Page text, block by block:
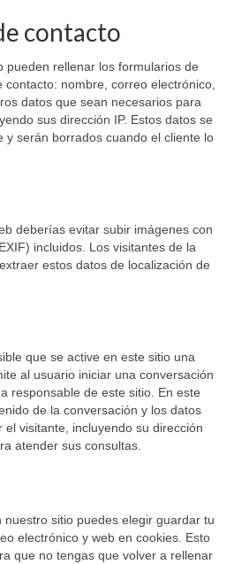
contacto
pueden rellenar los formularios de
nombre, correo electrónico,
datos que sean necesarios para
sus dirección IP. Estos datos se
y serán borrados cuando el cliente lo
deberías evitar subir imágenes con
incluidos. Los visitantes de la
estos datos de localización de
que se active en este sitio una
al usuario iniciar una conversación
responsable de este sitio. En este
de la conversación y los datos
visitante, incluyendo su dirección
atender sus consultas.
nuestro sitio puedes elegir guardar tu
electrónico y web en cookies. Esto
que no tengas que volver a rellenar